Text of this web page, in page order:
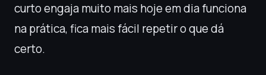
curto engaja muito mais hoje em dia funciona
na prática, fica mais fácil repetir o que dá
certo.